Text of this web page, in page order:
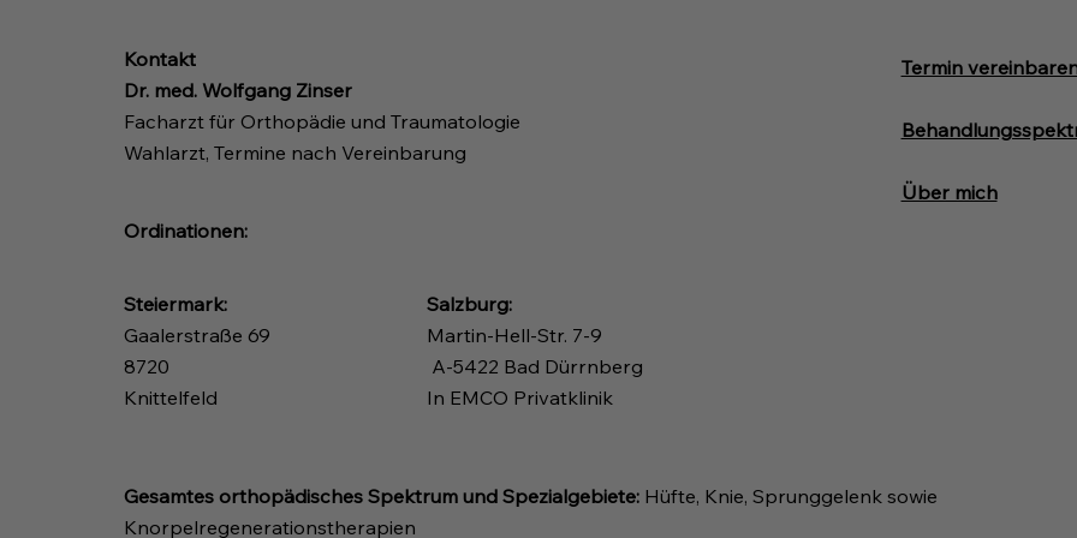
Kontakt
Dr. med. Wolfgang Zinser
Facharzt für Orthopädie und Traumatologie
Wahlarzt, Termine nach Vereinbarung
Termin
Über mich
Ordinationen:
Steiermark:
Gaalerstraße 69
8720
Knittelfeld
Salzburg:
Martin-Hell-Str. 7-9
A-5422 Bad Dürrnberg
In EMCO Privatklinik
Gesamtes orthopädisches Spektrum und Spezialgebiete: Hüfte, Knie, Sprunggelenk sowie
Knorpelregenerationstherapien